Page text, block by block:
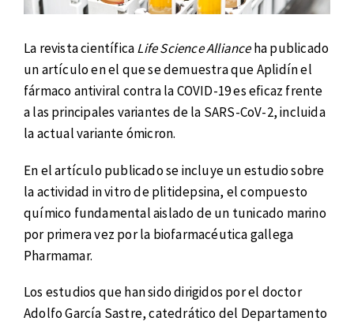
La revista científicaLife Science Allianceha publicado
un artículo en el que se demuestra que Aplidín el
fármaco antiviral contra la COVID-19 es eficaz frente
a las principales variantes de la SARS-CoV-2, incluida
la actual variante ómicron.
En el artículo publicado se incluye un estudio sobre
la actividad in vitro de plitidepsina, el compuesto
químico fundamental aislado de un tunicado marino
por primera vez por la biofarmacéutica gallega
Pharmamar.
Los estudios que han sido dirigidos por el doctor
Adolfo García Sastre, catedrático del Departamento